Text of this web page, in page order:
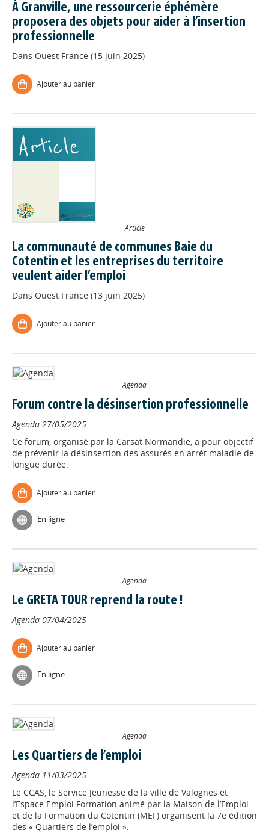
À Granville, une ressourcerie éphémère
proposera des objets pour aider à l’insertion
professionnelle
Dans Ouest France (15 juin 2025)
Ajouter au panier
Article
La communauté de communes Baie du
Cotentin et les entreprises du territoire
veulent aider l’emploi
Dans Ouest France (13 juin 2025)
Ajouter au panier
Agenda
Forum contre la désinsertion professionnelle
Agenda 27/05/2025
Ce forum, organisé par la Carsat Normandie, a pour objectif
de prévenir la désinsertion des assurés en arrêt maladie de
longue durée.
Ajouter au panier
En ligne
Agenda
Le GRETA TOUR reprend la route !
Agenda 07/04/2025
Ajouter au panier
En ligne
Agenda
Les Quartiers de l’emploi
Agenda 11/03/2025
Le CCAS, le Service Jeunesse de la ville de Valognes et
l’Espace Emploi Formation animé par la Maison de l’Emploi
et de la Formation du Cotentin (MEF) organisent la 7e édition
des « Quartiers de l’emploi ».